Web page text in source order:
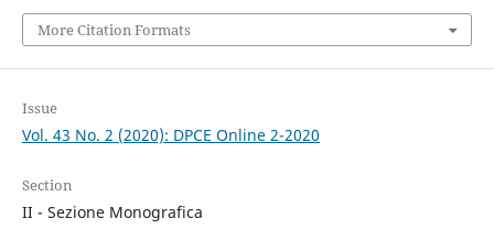
More Citation Formats
Issue
Vol. 43 No. 2 (2020): DPCE Online 2-2020
Section
II - Sezione Monografica